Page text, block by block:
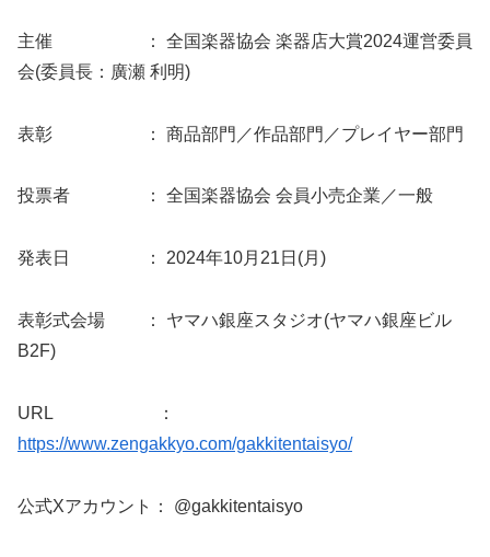
主催 ： 全国楽器協会 楽器店大賞2024運営委員
会(委員長：廣瀬 利明)
表彰 ： 商品部門／作品部門／プレイヤー部門
投票者 ： 全国楽器協会 会員小売企業／一般
発表日 ： 2024年10月21日(月)
表彰式会場 ： ヤマハ銀座スタジオ(ヤマハ銀座ビル
B2F)
URL ：
https://www.zengakkyo.com/gakkitentaisyo/
公式Xアカウント： @gakkitentaisyo